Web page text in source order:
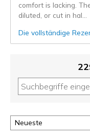
comfort is lacking.
diluted, or cut in hal
Die vollständige